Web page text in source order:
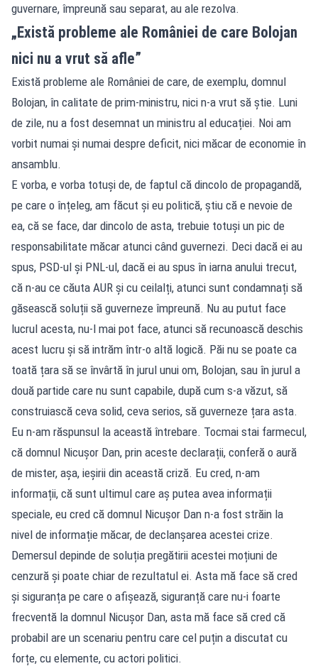
guvernare, împreună sau separat, au ale rezolva.
„Există probleme ale României de care Bolojan
nici nu a vrut să afle”
Există probleme ale României de care, de exemplu, domnul
Bolojan, în calitate de prim-ministru, nici n-a vrut să știe. Luni
de zile, nu a fost desemnat un ministru al educației. Noi am
vorbit numai și numai despre deficit, nici măcar de economie în
ansamblu.
E vorba, e vorba totuși de, de faptul că dincolo de propagandă,
pe care o înțeleg, am făcut și eu politică, știu că e nevoie de
ea, că se face, dar dincolo de asta, trebuie totuși un pic de
responsabilitate măcar atunci când guvernezi. Deci dacă ei au
spus, PSD-ul și PNL-ul, dacă ei au spus în iarna anului trecut,
că n-au ce căuta AUR și cu ceilalți, atunci sunt condamnați să
găsească soluții să guverneze împreună. Nu au putut face
lucrul acesta, nu-l mai pot face, atunci să recunoască deschis
acest lucru și să intrăm într-o altă logică. Păi nu se poate ca
toată țara să se învârtă în jurul unui om, Bolojan, sau în jurul a
două partide care nu sunt capabile, după cum s-a văzut, să
construiască ceva solid, ceva serios, să guverneze țara asta.
Eu n-am răspunsul la această întrebare. Tocmai stai farmecul,
că domnul Nicușor Dan, prin aceste declarații, conferă o aură
de mister, așa, ieșirii din această criză. Eu cred, n-am
informații, că sunt ultimul care aș putea avea informații
speciale, eu cred că domnul Nicușor Dan n-a fost străin la
nivel de informație măcar, de declanșarea acestei crize.
Demersul depinde de soluția pregătirii acestei moțiuni de
cenzură și poate chiar de rezultatul ei. Asta mă face să cred
și siguranța pe care o afișează, siguranță care nu-i foarte
frecventă la domnul Nicușor Dan, asta mă face să cred că
probabil are un scenariu pentru care cel puțin a discutat cu
forțe, cu elemente, cu actori politici.